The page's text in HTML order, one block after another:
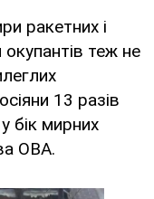
ракетних і
окупантів теж не
13 разів
бік мирних
ОВА.